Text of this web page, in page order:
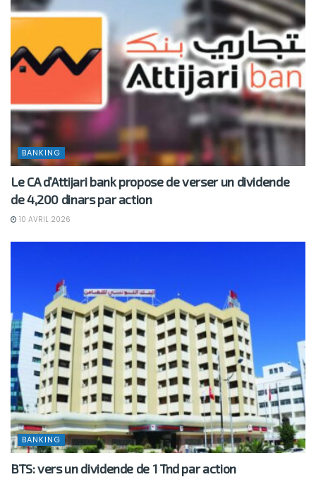
BANKING
Le CA d’Attijari bank propose de verser un dividende
de 4,200 dinars par action
10 AVRIL 2026
BANKING
BTS: vers un dividende de 1 Tnd par action